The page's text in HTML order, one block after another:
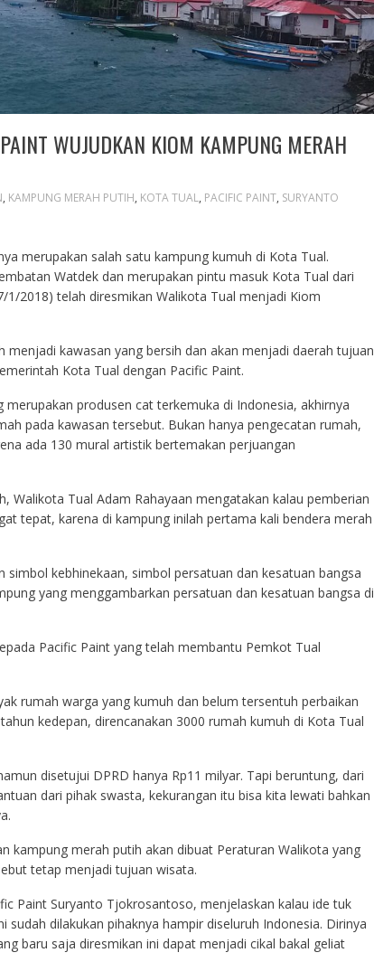
WUJUDKAN KIOM KAMPUNG MERAH
, KAMPUNG MERAH PUTIH, KOTA TUAL, PACIFIC PAINT, SURYANTO
merupakan salah satu kampung kumuh di Kota Tual.
Watdek dan merupakan pintu masuk Kota Tual dari
1/2018) telah diresmikan Walikota Tual menjadi Kiom
menjadi kawasan yang bersih dan akan menjadi daerah tujuan
Kota Tual dengan Pacific Paint.
merupakan produsen cat terkemuka di Indonesia, akhirnya
pada kawasan tersebut. Bukan hanya pengecatan rumah,
ada 130 mural artistik bertemakan perjuangan
Walikota Tual Adam Rahayaan mengatakan kalau pemberian
tepat, karena di kampung inilah pertama kali bendera merah
simbol kebhinekaan, simbol persatuan dan kesatuan bangsa
yang menggambarkan persatuan dan kesatuan bangsa di
Pacific Paint yang telah membantu Pemkot Tual
rumah warga yang kumuh dan belum tersentuh perbaikan
kedepan, direncanakan 3000 rumah kumuh di Kota Tual
disetujui DPRD hanya Rp11 milyar. Tapi beruntung, dari
dari pihak swasta, kekurangan itu bisa kita lewati bahkan
kampung merah putih akan dibuat Peraturan Walikota yang
tetap menjadi tujuan wisata.
Paint Suryanto Tjokrosantoso, menjelaskan kalau ide tuk
sudah dilakukan pihaknya hampir diseluruh Indonesia. Dirinya
baru saja diresmikan ini dapat menjadi cikal bakal geliat